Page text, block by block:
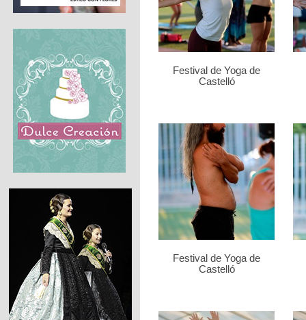
Festival de Yoga de
Castelló
Festival de Yoga de
Castelló